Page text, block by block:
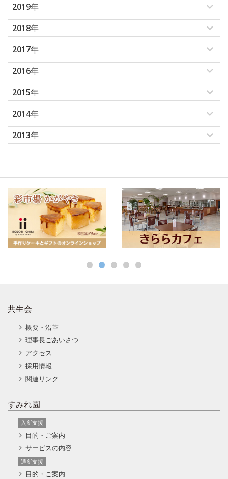
2019年
2018年
2017年
2016年
2015年
2014年
2013年
共生会
概要・沿革
理事長ごあいさつ
アクセス
採用情報
関連リンク
すみれ園
入所支援
目的・ご案内
サービスの内容
通所支援
目的・ご案内